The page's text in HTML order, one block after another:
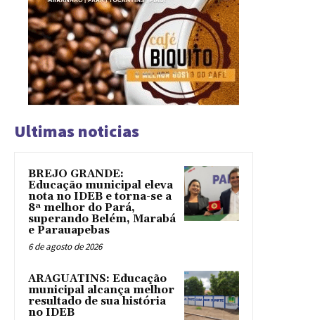
Ultimas noticias
BREJO GRANDE:
Educação municipal eleva
nota no IDEB e torna-se a
8ª melhor do Pará,
superando Belém, Marabá
e Parauapebas
6 de agosto de 2026
ARAGUATINS: Educação
municipal alcança melhor
resultado de sua história
no IDEB